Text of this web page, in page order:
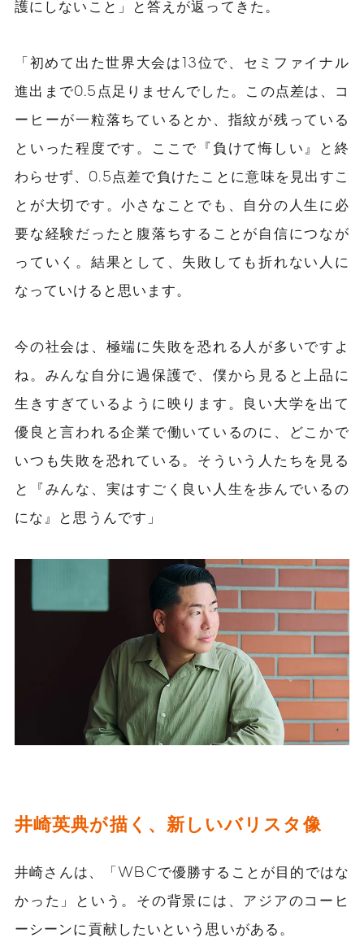
護にしないこと」と答えが返ってきた。
「初めて出た世界大会は13位で、セミファイナル
進出まで0.5点足りませんでした。この点差は、コ
ーヒーが一粒落ちているとか、指紋が残っている
といった程度です。ここで『負けて悔しい』と終
わらせず、0.5点差で負けたことに意味を見出すこ
とが大切です。小さなことでも、自分の人生に必
要な経験だったと腹落ちすることが自信につなが
っていく。結果として、失敗しても折れない人に
なっていけると思います。
今の社会は、極端に失敗を恐れる人が多いですよ
ね。みんな自分に過保護で、僕から見ると上品に
生きすぎているように映ります。良い大学を出て
優良と言われる企業で働いているのに、どこかで
いつも失敗を恐れている。そういう人たちを見る
と『みんな、実はすごく良い人生を歩んでいるの
にな』と思うんです」
井崎英典が描く、新しいバリスタ像
井崎さんは、「WBCで優勝することが目的ではな
かった」という。その背景には、アジアのコーヒ
ーシーンに貢献したいという思いがある。